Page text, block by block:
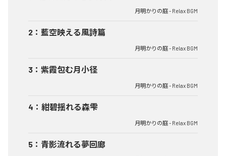
月明かりの庭 - Relax BGM
2 ： 藍空映える風詩篇
月明かりの庭 - Relax BGM
3 ： 紫霞包む月小径
月明かりの庭 - Relax BGM
4 ： 紺碧揺れる森雫
月明かりの庭 - Relax BGM
5 ： 青影流れる夢回廊